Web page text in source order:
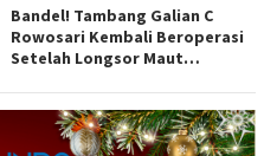
Bandel! Tambang Galian C
Rowosari Kembali Beroperasi
Setelah Longsor Maut